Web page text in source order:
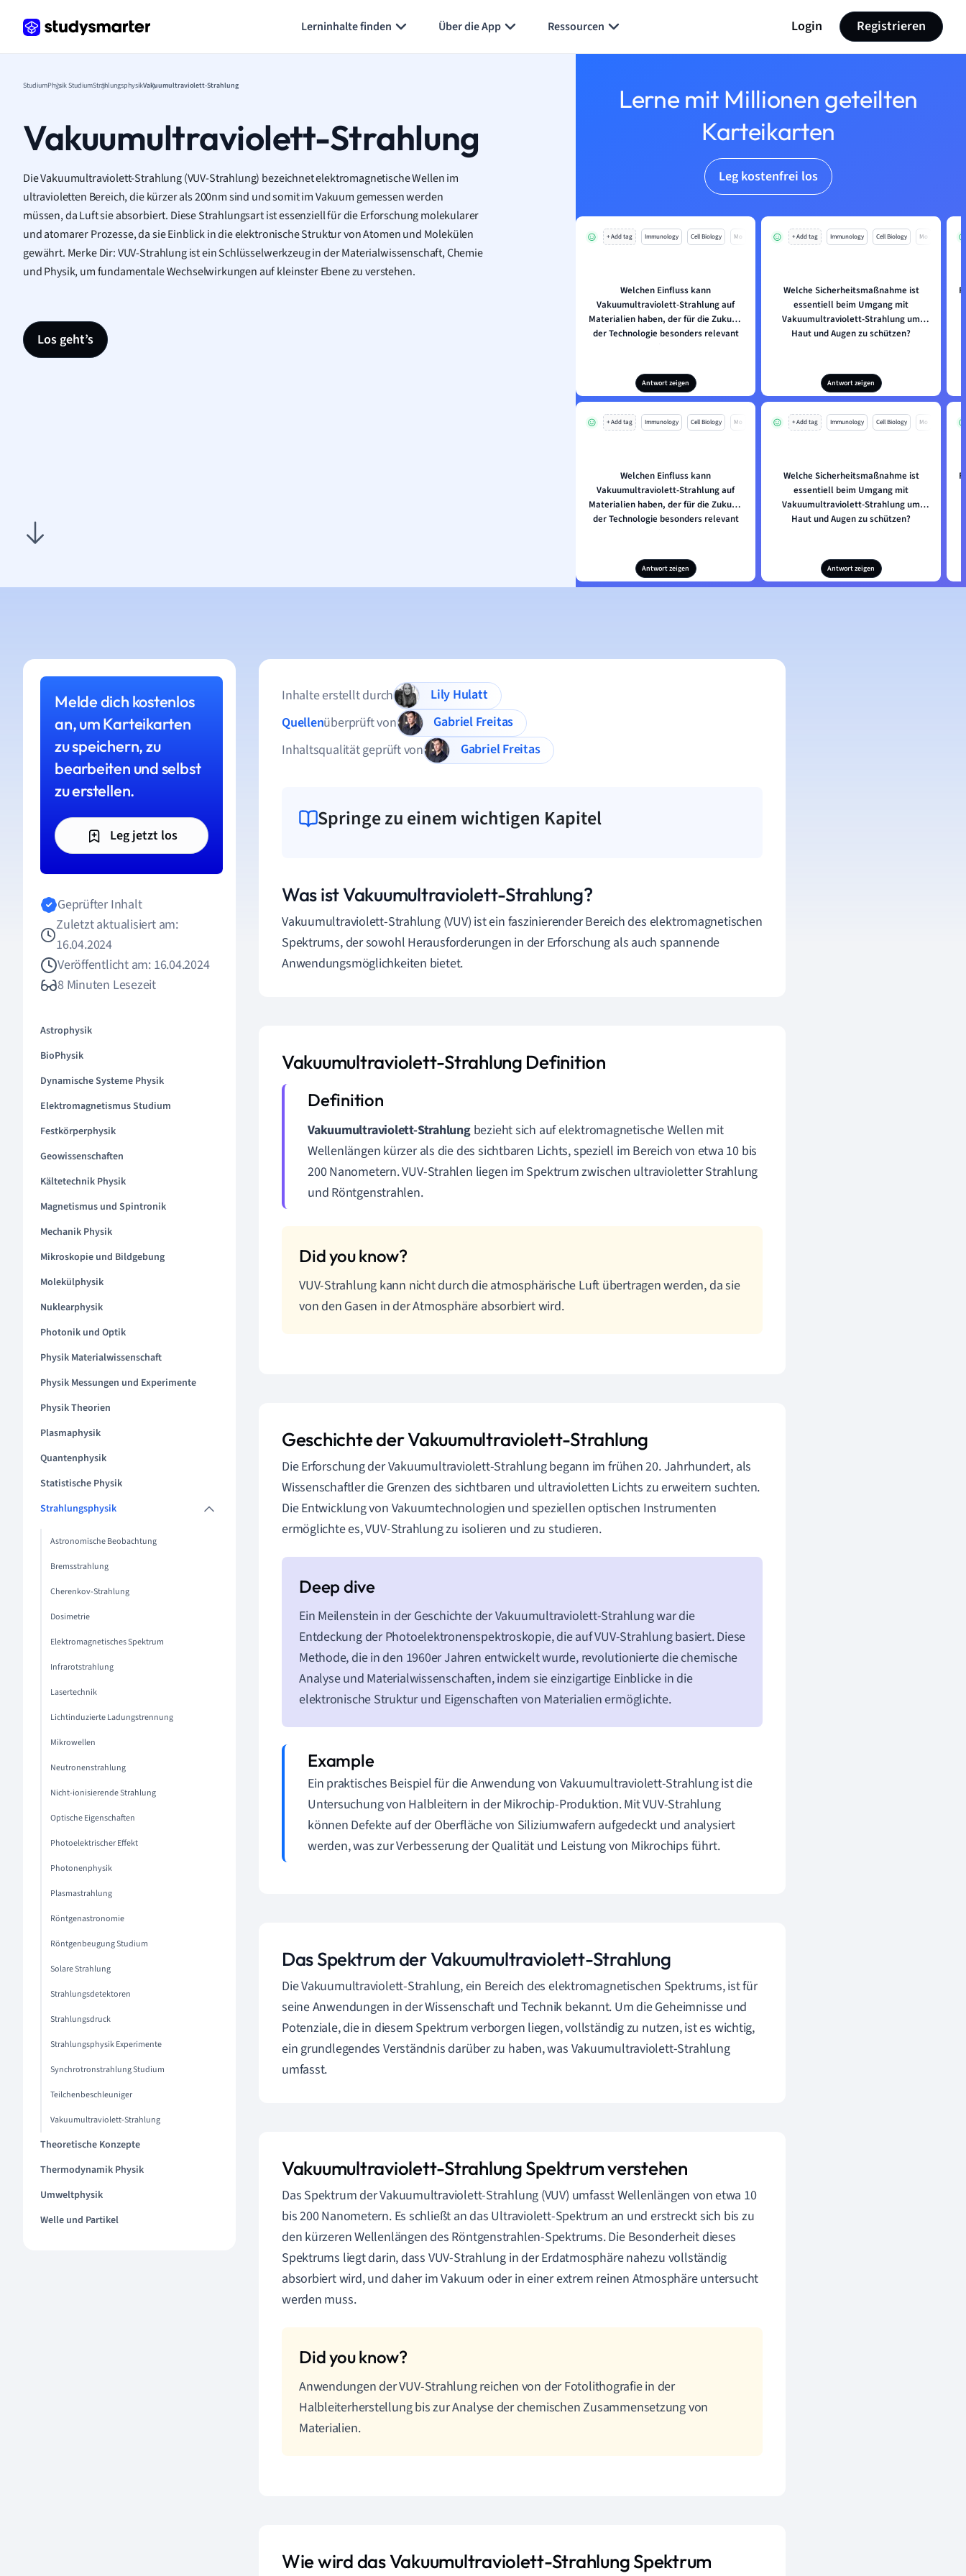
Lerninhalte finden Über die App Ressourcen Login Registrieren
StudiumPhysik StudiumStrahlungsphysikVakuumultraviolett-Strahlung
Vakuumultraviolett-Strahlung
Die Vakuumultraviolett-Strahlung (VUV-Strahlung) bezeichnet elektromagnetische Wellen im
ultravioletten Bereich, die kürzer als 200nm sind und somit im Vakuum gemessen werden
müssen, da Luft sie absorbiert. Diese Strahlungsart ist essenziell für die Erforschung molekularer
und atomarer Prozesse, da sie Einblick in die elektronische Struktur von Atomen und Molekülen
gewährt. Merke Dir: VUV-Strahlung ist ein Schlüsselwerkzeug in der Materialwissenschaft, Chemie
und Physik, um fundamentale Wechselwirkungen auf kleinster Ebene zu verstehen.
Los geht’s
Lerne mit Millionen geteilten
Karteikarten
Leg kostenfrei los
+ Add tag Immunology Cell Biology Mo
Welchen Einfluss kann
Vakuumultraviolett-Strahlung auf
Materialien haben, der für die Zukunft
der Technologie besonders relevant
ist?
Antwort zeigen
+ Add tag Immunology Cell Biology Mo
Welche Sicherheitsmaßnahme ist
essentiell beim Umgang mit
Vakuumultraviolett-Strahlung um
Haut und Augen zu schützen?
Antwort zeigen
+ Add tag Immunology Cell Biology Mo
Welchen Einfluss kann
Vakuumultraviolett-Strahlung auf
Materialien haben, der für die Zukunft
der Technologie besonders relevant
ist?
Antwort zeigen
+ Add tag Immunology Cell Biology Mo
Welche Sicherheitsmaßnahme ist
essentiell beim Umgang mit
Vakuumultraviolett-Strahlung um
Haut und Augen zu schützen?
Antwort zeigen
Melde dich kostenlos
an, um Karteikarten
zu speichern, zu
bearbeiten und selbst
zu erstellen.
Leg jetzt los
Geprüfter Inhalt
Zuletzt aktualisiert am:
16.04.2024
Veröffentlicht am: 16.04.2024
8 Minuten Lesezeit
Astrophysik
BioPhysik
Dynamische Systeme Physik
Elektromagnetismus Studium
Festkörperphysik
Geowissenschaften
Kältetechnik Physik
Magnetismus und Spintronik
Mechanik Physik
Mikroskopie und Bildgebung
Molekülphysik
Nuklearphysik
Photonik und Optik
Physik Materialwissenschaft
Physik Messungen und Experimente
Physik Theorien
Plasmaphysik
Quantenphysik
Statistische Physik
Strahlungsphysik
Astronomische Beobachtung
Bremsstrahlung
Cherenkov-Strahlung
Dosimetrie
Elektromagnetisches Spektrum
Infrarotstrahlung
Lasertechnik
Lichtinduzierte Ladungstrennung
Mikrowellen
Neutronenstrahlung
Nicht-ionisierende Strahlung
Optische Eigenschaften
Photoelektrischer Effekt
Photonenphysik
Plasmastrahlung
Röntgenastronomie
Röntgenbeugung Studium
Solare Strahlung
Strahlungsdetektoren
Strahlungsdruck
Strahlungsphysik Experimente
Synchrotronstrahlung Studium
Teilchenbeschleuniger
Vakuumultraviolett-Strahlung
Theoretische Konzepte
Thermodynamik Physik
Umweltphysik
Welle und Partikel
Inhalte erstellt durch
Lily Hulatt
Quellenüberprüft von
Gabriel Freitas
Inhaltsqualität geprüft von
Gabriel Freitas
Springe zu einem wichtigen Kapitel
Was ist Vakuumultraviolett-Strahlung?
Vakuumultraviolett-Strahlung (VUV) ist ein faszinierender Bereich des elektromagnetischen
Spektrums, der sowohl Herausforderungen in der Erforschung als auch spannende
Anwendungsmöglichkeiten bietet.
Vakuumultraviolett-Strahlung Definition
Vakuumultraviolett-Strahlungbezieht sich auf elektromagnetische Wellen mit
Wellenlängen kürzer als die des sichtbaren Lichts, speziell im Bereich von etwa 10 bis
200 Nanometern. VUV-Strahlen liegen im Spektrum zwischen ultravioletter Strahlung
und Röntgenstrahlen.
VUV-Strahlung kann nicht durch die atmosphärische Luft übertragen werden, da sie
von den Gasen in der Atmosphäre absorbiert wird.
Geschichte der Vakuumultraviolett-Strahlung
Die Erforschung der Vakuumultraviolett-Strahlung begann im frühen 20. Jahrhundert, als
Wissenschaftler die Grenzen des sichtbaren und ultravioletten Lichts zu erweitern suchten.
Die Entwicklung von Vakuumtechnologien und speziellen optischen Instrumenten
ermöglichte es, VUV-Strahlung zu isolieren und zu studieren.
Ein Meilenstein in der Geschichte der Vakuumultraviolett-Strahlung war die
Entdeckung der Photoelektronenspektroskopie, die auf VUV-Strahlung basiert. Diese
Methode, die in den 1960er Jahren entwickelt wurde, revolutionierte die chemische
Analyse und Materialwissenschaften, indem sie einzigartige Einblicke in die
elektronische Struktur und Eigenschaften von Materialien ermöglichte.
Ein praktisches Beispiel für die Anwendung von Vakuumultraviolett-Strahlung ist die
Untersuchung von Halbleitern in der Mikrochip-Produktion. Mit VUV-Strahlung
können Defekte auf der Oberfläche von Siliziumwafern aufgedeckt und analysiert
werden, was zur Verbesserung der Qualität und Leistung von Mikrochips führt.
Das Spektrum der Vakuumultraviolett-Strahlung
Die Vakuumultraviolett-Strahlung, ein Bereich des elektromagnetischen Spektrums, ist für
seine Anwendungen in der Wissenschaft und Technik bekannt. Um die Geheimnisse und
Potenziale, die in diesem Spektrum verborgen liegen, vollständig zu nutzen, ist es wichtig,
ein grundlegendes Verständnis darüber zu haben, was Vakuumultraviolett-Strahlung
umfasst.
Vakuumultraviolett-Strahlung Spektrum verstehen
Das Spektrum der Vakuumultraviolett-Strahlung (VUV) umfasst Wellenlängen von etwa 10
bis 200 Nanometern. Es schließt an das Ultraviolett-Spektrum an und erstreckt sich bis zu
den kürzeren Wellenlängen des Röntgenstrahlen-Spektrums. Die Besonderheit dieses
Spektrums liegt darin, dass VUV-Strahlung in der Erdatmosphäre nahezu vollständig
absorbiert wird, und daher im Vakuum oder in einer extrem reinen Atmosphäre untersucht
werden muss.
Anwendungen der VUV-Strahlung reichen von der Fotolithografie in der
Halbleiterherstellung bis zur Analyse der chemischen Zusammensetzung von
Materialien.
Wie wird das Vakuumultraviolett-Strahlung Spektrum